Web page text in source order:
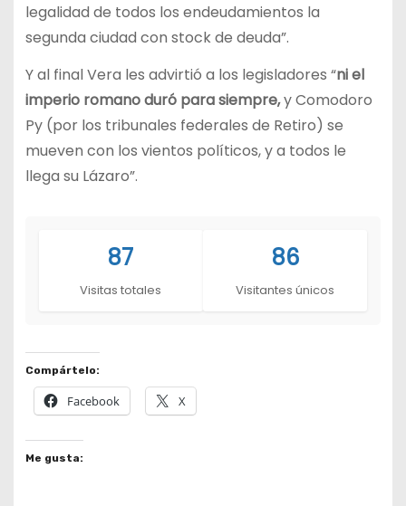
legalidad de todos los endeudamientos la
segunda ciudad con stock de deuda”.
Y al final Vera les advirtió a los legisladores “ni el
imperio romano duró para siempre,y Comodoro
Py (por los tribunales federales de Retiro) se
mueven con los vientos políticos, y a todos le
llega su Lázaro”.
87
Visitas totales
86
Visitantes únicos
Compártelo:
Facebook X
Me gusta: